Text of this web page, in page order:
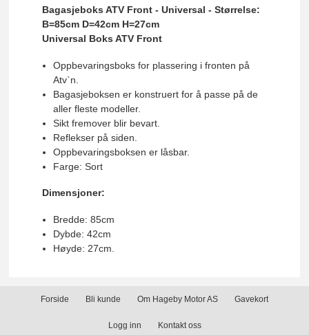
Bagasjeboks ATV Front - Universal - Størrelse:
B=85cm D=42cm H=27cm
Universal Boks ATV Front
Oppbevaringsboks for plassering i fronten på
Atv`n.
Bagasjeboksen er konstruert for å passe på de
aller fleste modeller.
Sikt fremover blir bevart.
Reflekser på siden.
Oppbevaringsboksen er låsbar.
Farge: Sort
Dimensjoner:
Bredde: 85cm
Dybde: 42cm
Høyde: 27cm.
Forside Bli kunde Om Hageby Motor AS Gavekort
Logg inn Kontakt oss